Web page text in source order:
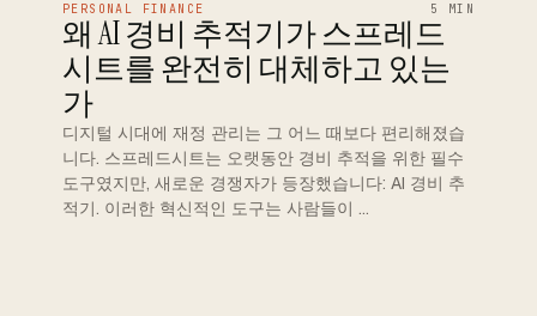
PERSONAL FINANCE 5 MIN
왜 AI 경비 추적기가 스프레드
시트를 완전히 대체하고 있는
가
디지털 시대에 재정 관리는 그 어느 때보다 편리해졌습
니다. 스프레드시트는 오랫동안 경비 추적을 위한 필수
도구였지만, 새로운 경쟁자가 등장했습니다: AI 경비 추
적기. 이러한 혁신적인 도구는 사람들이 …